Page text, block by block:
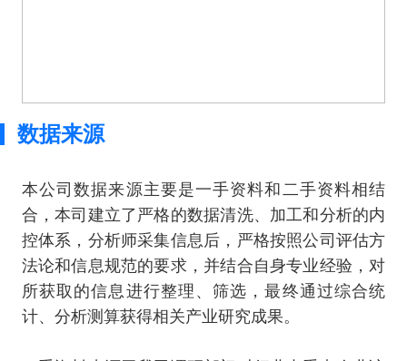
数据来源
本公司数据来源主要是一手资料和二手资料相结
合，本司建立了严格的数据清洗、加工和分析的内
控体系，分析师采集信息后，严格按照公司评估方
法论和信息规范的要求，并结合自身专业经验，对
所获取的信息进行整理、筛选，最终通过综合统
计、分析测算获得相关产业研究成果。